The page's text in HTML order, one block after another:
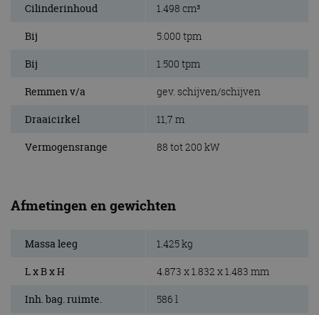
Cilinderinhoud 1.498 cm³
Bij 5.000 tpm
Bij 1.500 tpm
Remmen v/a gev. schijven/schijven
Draaicirkel 11,7 m
Vermogensrange 88 tot 200 kW
Afmetingen en gewichten
Massa leeg 1.425 kg
L x B x H 4.873 x 1.832 x 1.483 mm
Inh. bag. ruimte. 586 l